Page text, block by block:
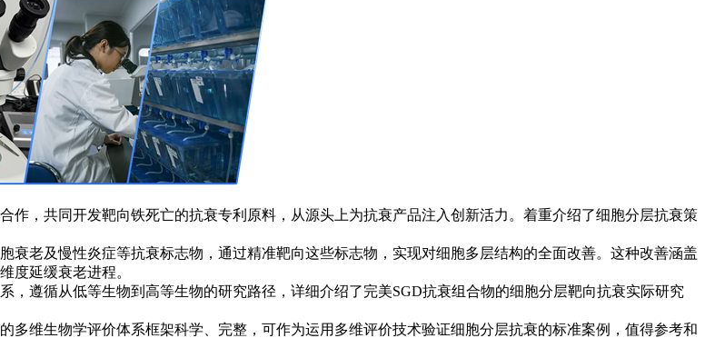
，共同开发靶向铁死亡的抗衰专利原料，从源头上为抗衰产品注入创新活力。着重介绍了细胞分层抗衰策
老及慢性炎症等抗衰标志物，通过精准靶向这些标志物，实现对细胞多层结构的全面改善。这种改善涵盖
度延缓衰老进程。
遵循从低等生物到高等生物的研究路径，详细介绍了完美SGD抗衰组合物的细胞分层靶向抗衰实际研究
维生物学评价体系框架科学、完整，可作为运用多维评价技术验证细胞分层抗衰的标准案例，值得参考和